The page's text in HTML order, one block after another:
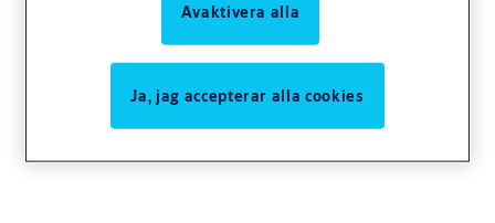
Avaktivera alla
Ja, jag accepterar alla cookies